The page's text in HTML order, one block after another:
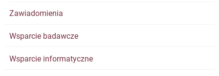
Zawiadomienia
Wsparcie badawcze
Wsparcie informatyczne